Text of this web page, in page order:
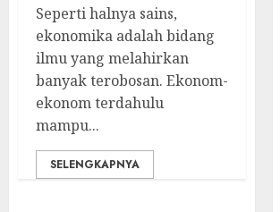
Seperti halnya sains,
ekonomika adalah bidang
ilmu yang melahirkan
banyak terobosan. Ekonom-
ekonom terdahulu
mampu...
SELENGKAPNYA